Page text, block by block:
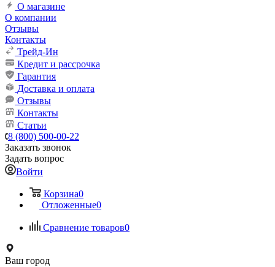
О магазине
О компании
Отзывы
Контакты
Трейд-Ин
Кредит и рассрочка
Гарантия
Доставка и оплата
Отзывы
Контакты
Статьи
8 (800) 500-00-22
Заказать звонок
Задать вопрос
Войти
Корзина0
Отложенные0
Сравнение товаров0
Ваш город